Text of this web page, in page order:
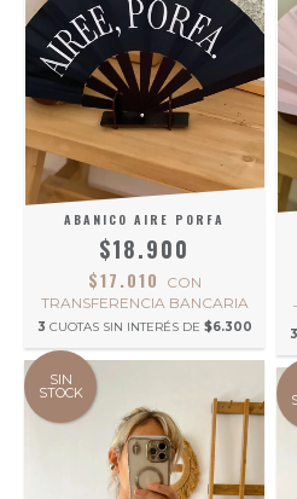
ABANICO AIRE PORFA
$18.900
$17.010
CON
TRANSFERENCIA BANCARIA
3 CUOTAS SIN INTERÉS DE $6.300 3
SIN
STOCK